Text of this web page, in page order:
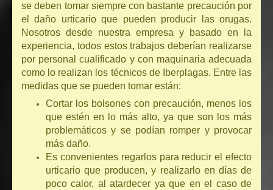
se deben tomar siempre con bastante precaución por
el daño urticario que pueden producir las orugas.
Nosotros desde nuestra empresa y basado en la
experiencia, todos estos trabajos deberían realizarse
por personal cualificado y con maquinaria adecuada
como lo realizan los técnicos de Iberplagas. Entre las
medidas que se pueden tomar están:
Cortar los bolsones con precaución, menos los
que estén en lo más alto, ya que son los más
problemáticos y se podían romper y provocar
más daño.
Es convenientes regarlos para reducir el efecto
urticario que producen, y realizarlo en días de
poco calor, al atardecer ya que en el caso de